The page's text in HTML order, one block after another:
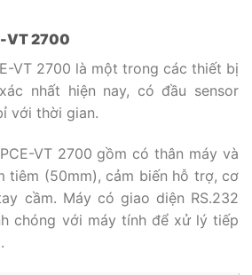
VT 2700
VT 2700 là một trong các thiết bị
nhất hiện nay, có đầu sensor
với thời gian.
VT 2700 gồm có thân máy và
tiêm (50mm), cảm biến hỗ trợ, cơ
cầm. Máy có giao diện RS.232
chóng với máy tính để xử lý tiếp